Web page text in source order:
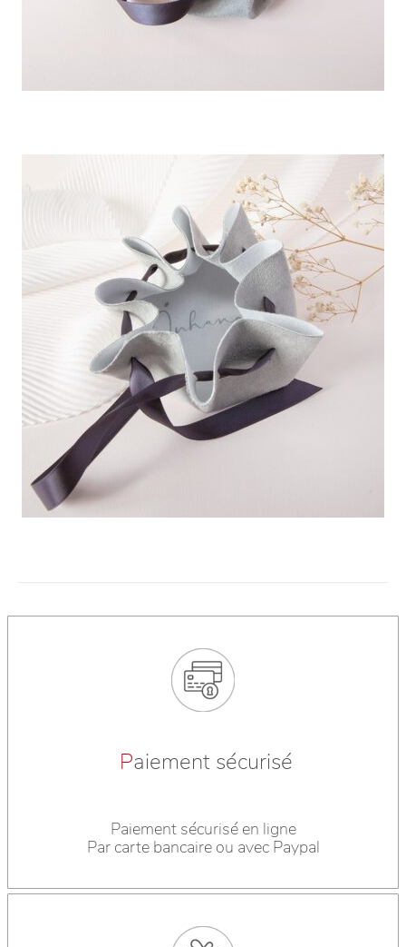
Paiement sécurisé
Paiement sécurisé en ligne
Par carte bancaire ou avec Paypal